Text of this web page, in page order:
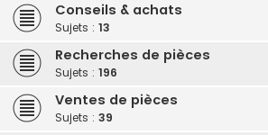
Conseils & achats
Sujets : 13
Recherches de pièces
Sujets : 196
Ventes de pièces
Sujets : 39